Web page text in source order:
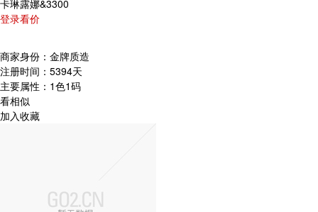
卡琳露娜&3300
登录看价
商家身份： 金牌质造
注册时间： 5394天
主要属性： 1色1码
看相似
加入收藏